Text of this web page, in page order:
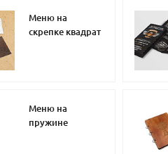
Меню на
скрепке квадрат
Меню на
пружине